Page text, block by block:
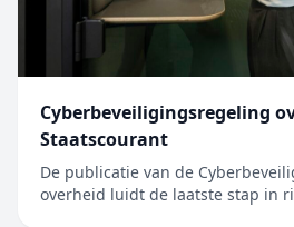
Cyberbeveiligingsregeling
Staatscourant
De publicatie van de
overheid luidt de laatste stap in